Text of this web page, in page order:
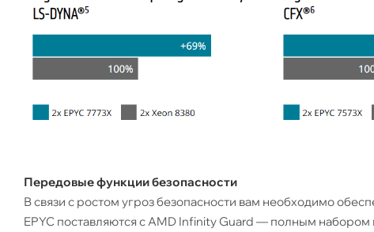
Передовые функции безопасности
В связи с ростом угроз безопасности вам необходимо
EPYC поставляются с AMD Infinity Guard — полным